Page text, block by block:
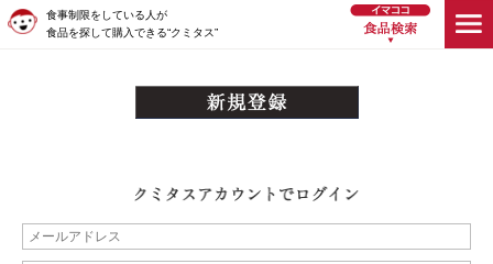
食事制限をしている人が
食品を探して購入できる“クミタス”